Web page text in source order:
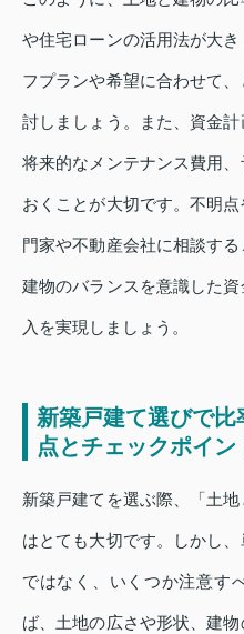
や住宅ローンの活用法が大
フプランや希望に合わせて
討しましょう。また、資金
将来的なメンテナンス費用
おくことが大切です。不明
門家や不動産会社に相談す
建物のバランスを意識した
入を実現しましょう。
新築戸建て選びで
点とチェックポイン
新築戸建てを選ぶ際、「土
はとても大切です。しかし
ではなく、いくつか注意す
ば、土地の広さや形状、建